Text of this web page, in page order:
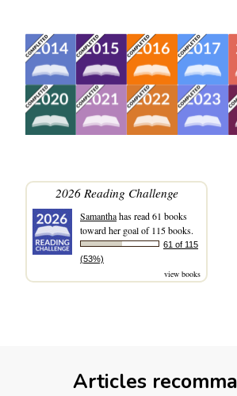
2026 Reading Challenge
Samanthahas read 61 books
toward her goal of 115 books.
61 of 115
(53%)
view books
Articles